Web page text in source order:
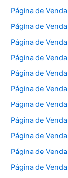
Página de
Página de
Página de
Página de
Página de
Página de
Página de
Página de
Página de
Página de
Página de